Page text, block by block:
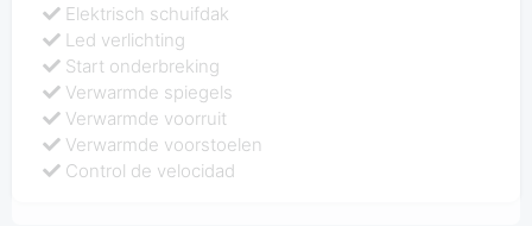
Elektrisch schuifdak
Led verlichting
Start onderbreking
Verwarmde spiegels
Verwarmde voorruit
Verwarmde voorstoelen
Control de velocidad